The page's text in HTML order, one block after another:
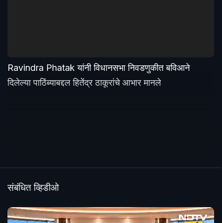
Ravindra Phatak यांनी विधानसभा निवडणुकीत बविआने
दिलेल्या पाठिंब्याबद्दल हितेंद्र ठाकूरांचे आभार मानले
संबंधित व्हिडीओ